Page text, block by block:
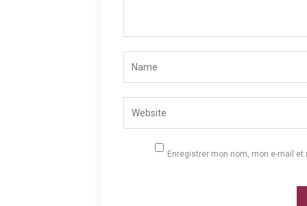
Enregistrer mon nom, mon e-mail